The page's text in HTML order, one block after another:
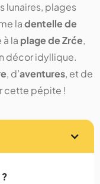
lunaires, plages
ladentelle de
la plage de Zrće,
décor idyllique.
, d’aventures, et de
cette pépite !